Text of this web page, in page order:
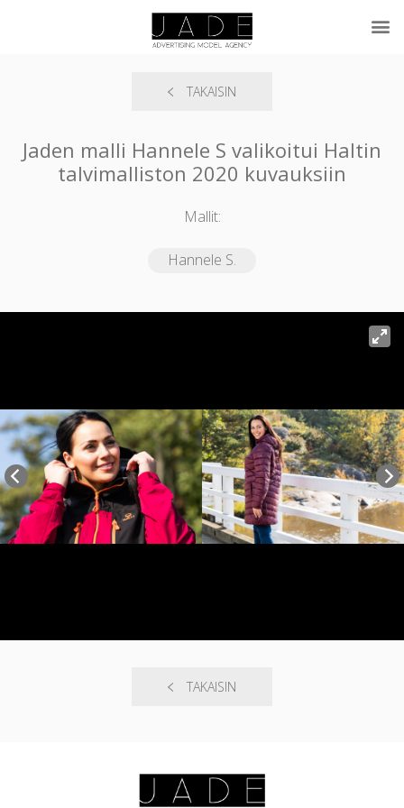
TAKAISIN
Jaden malli Hannele S valikoitui Haltin
talvimalliston 2020 kuvauksiin
Mallit:
Hannele S.
TAKAISIN